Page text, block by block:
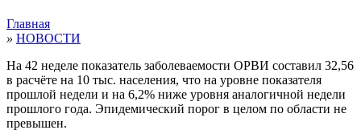
Главная
» НОВОСТИ
На 42 неделе показатель заболеваемости ОРВИ составил 32,56
в расчёте на 10 тыс. населения, что на уровне показателя
прошлой недели и на 6,2% ниже уровня аналогичной недели
прошлого года. Эпидемический порог в целом по области не
превышен.